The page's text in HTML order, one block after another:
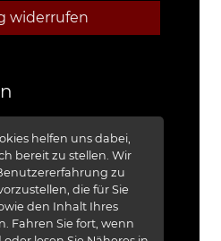
helfen uns dabei,
bereit zu stellen. Wir
zu
die für Sie
den Inhalt Ihres
Fahren Sie fort, wenn
widerrufen
Jeep®